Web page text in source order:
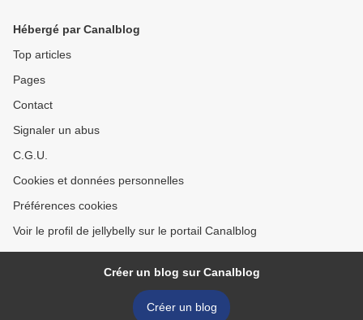
Hébergé par Canalblog
Top articles
Pages
Contact
Signaler un abus
C.G.U.
Cookies et données personnelles
Préférences cookies
Voir le profil de jellybelly sur le portail Canalblog
Créer un blog sur Canalblog
Créer un blog